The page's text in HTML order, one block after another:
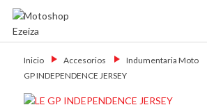
Skip
content
Motoshop
Ezeiza
Inicio→ Accesorios → Indumentaria Moto
GP INDEPENDENCE JERSEY